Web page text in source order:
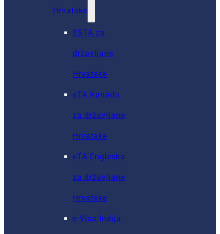
Hrvatske
ESTA za
državljane
Hrvatske
eTA Kanada
za državljane
Hrvatske
eTA Engleska
za državljane
Hrvatske
e-Visa Indija